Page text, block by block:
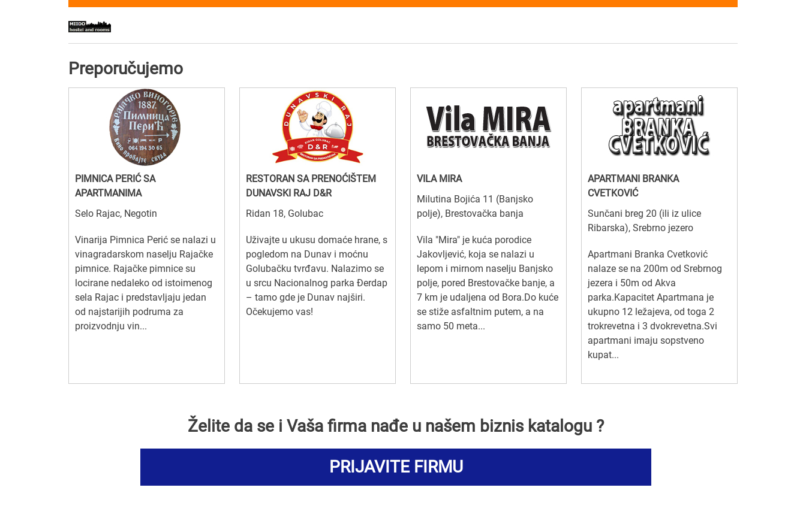
Preporučujemo
PIMNICA PERIĆ SA
APARTMANIMA
Selo Rajac, Negotin
Vinarija Pimnica Perić se nalazi u
vinagradarskom naselju Rajačke
pimnice. Rajačke pimnice su
locirane nedaleko od istoimenog
sela Rajac i predstavljaju jedan
od najstarijih podruma za
proizvodnju vin...
RESTORAN SA PRENOĆIŠTEM
DUNAVSKI RAJ D&R
Ridan 18, Golubac
Uživajte u ukusu domaće hrane, s
pogledom na Dunav i moćnu
Golubačku tvrđavu. Nalazimo se
u srcu Nacionalnog parka Đerdap
– tamo gde je Dunav najširi.
Očekujemo vas!
VILA MIRA
Milutina Bojića 11 (Banjsko
polje), Brestovačka banja
Vila "Mira" je kuća porodice
Jakovljević, koja se nalazi u
lepom i mirnom naselju Banjsko
polje, pored Brestovačke banje, a
7 km je udaljena od Bora.Do kuće
se stiže asfaltnim putem, a na
samo 50 meta...
APARTMANI BRANKA
CVETKOVIĆ
Sunčani breg 20 (ili iz ulice
Ribarska), Srebrno jezero
Apartmani Branka Cvetković
nalaze se na 200m od Srebrnog
jezera i 50m od Akva
parka.Kapacitet Apartmana je
ukupno 12 ležajeva, od toga 2
trokrevetna i 3 dvokrevetna.Svi
apartmani imaju sopstveno
kupat...
Želite da se i Vaša firma nađe u našem biznis katalogu ?
PRIJAVITE FIRMU